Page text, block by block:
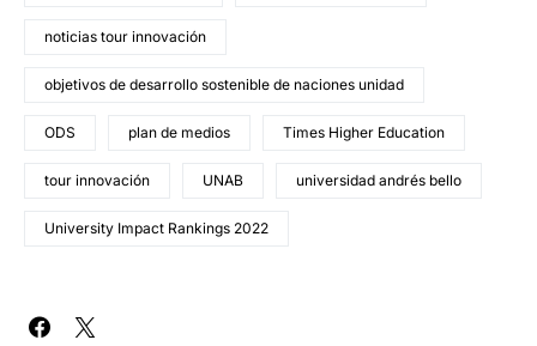
noticias tour innovación
objetivos de desarrollo sostenible de naciones unidad
ODS plan de medios Times Higher Education
tour innovación UNAB universidad andrés bello
University Impact Rankings 2022